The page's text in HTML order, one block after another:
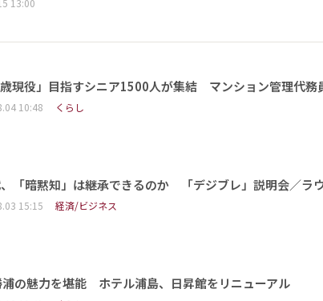
13:00
歳現役」目指すシニア1500人が集結 マンション管理代務
10:48 くらし
「暗黙知」は継承できるのか 「デジブレ」説明会／ラ
15:15 経済/ビジネス
の魅力を堪能 ホテル浦島、日昇館をリニューアル